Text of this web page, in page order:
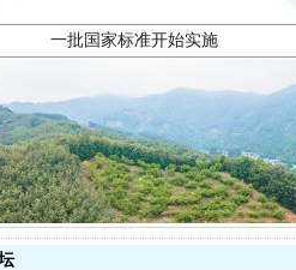
以产业富民促振兴